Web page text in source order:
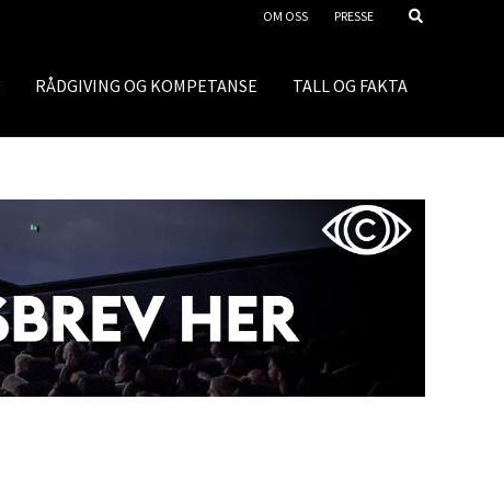
OM OSS PRESSE
RÅDGIVING OG KOMPETANSE TALL OG FAKTA